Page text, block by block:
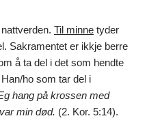
Til minne tyder
Sakramentet er ikkje berre
å ta del i det som hendte
ho som tar del i
hang på krossen med
min død. (2. Kor. 5:14).